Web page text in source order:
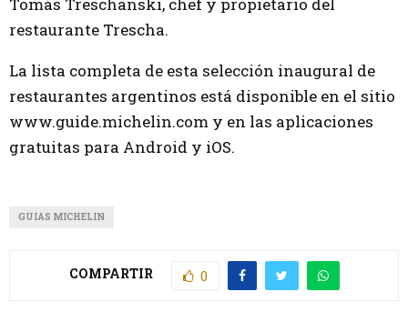
restaurante Trescha.
La lista completa de esta selección inaugural de
restaurantes argentinos está disponible en el sitio
www.guide.michelin.com y en las aplicaciones
gratuitas para Android y iOS.
GUIAS MICHELIN
COMPARTIR 0